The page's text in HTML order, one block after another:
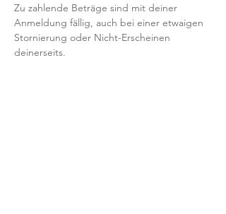
Zu zahlende Beträge sind mit deiner
Anmeldung fällig, auch bei einer etwaigen
Stornierung oder Nicht-Erscheinen
deinerseits.